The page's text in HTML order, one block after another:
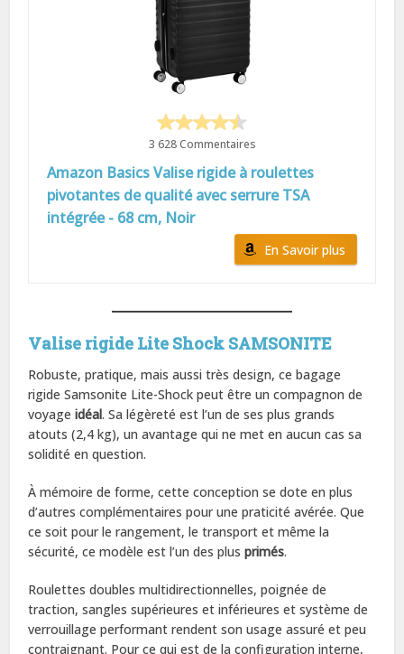
3 628 Commentaires
Amazon Basics Valise rigide à roulettes
pivotantes de qualité avec serrure TSA
intégrée - 68 cm, Noir
En Savoir plus
Valise rigide Lite Shock SAMSONITE
Robuste, pratique, mais aussi très design, ce bagage
rigide Samsonite Lite-Shock peut être un compagnon de
voyageidéal. Sa légèreté est l’un de ses plus grands
atouts (2,4 kg), un avantage qui ne met en aucun cas sa
solidité en question.
À mémoire de forme, cette conception se dote en plus
d’autres complémentaires pour une praticité avérée. Que
ce soit pour le rangement, le transport et même la
sécurité, ce modèle est l’un des plusprimés.
Roulettes doubles multidirectionnelles, poignée de
traction, sangles supérieures et inférieures et système de
verrouillage performant rendent son usage assuré et peu
contraignant. Pour ce qui est de la configuration interne,